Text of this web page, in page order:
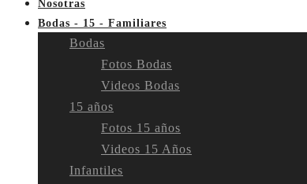
Nosotras
Bodas - 15 - Familiares
Bodas
Fotos Bodas
Videos Bodas
15 años
Fotos 15 años
Videos 15 Años
Infantiles